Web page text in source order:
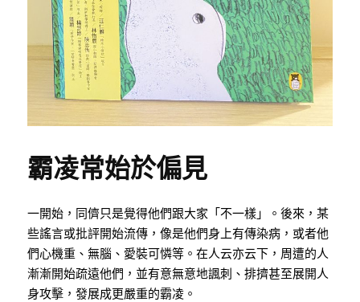
霸凌常始於偏見
一開始，同儕只是覺得他們跟大家「不一樣」。後來，某
些謠言或批評開始流傳，像是他們身上有傳染病，或者他
們心機重、無腦、愛裝可憐等。在人云亦云下，周遭的人
漸漸開始疏遠他們，並有意無意地諷刺、排擠甚至展開人
身攻擊，發展成更嚴重的霸凌。